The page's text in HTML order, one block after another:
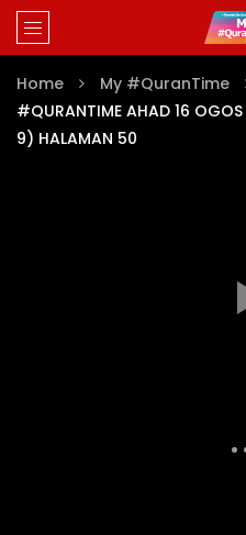
Home My #QuranTime
#QURANTIME AHAD 16
9) HALAMAN 50